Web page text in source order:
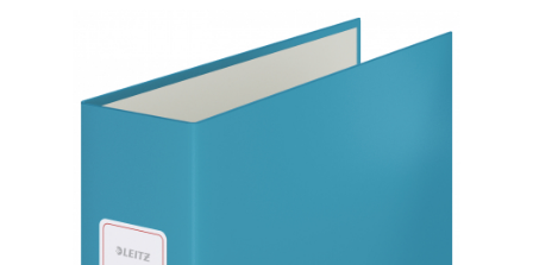
Organizatoare business
Birotica si papetarie
separatoare
Capsatoare, capse si perforatoare